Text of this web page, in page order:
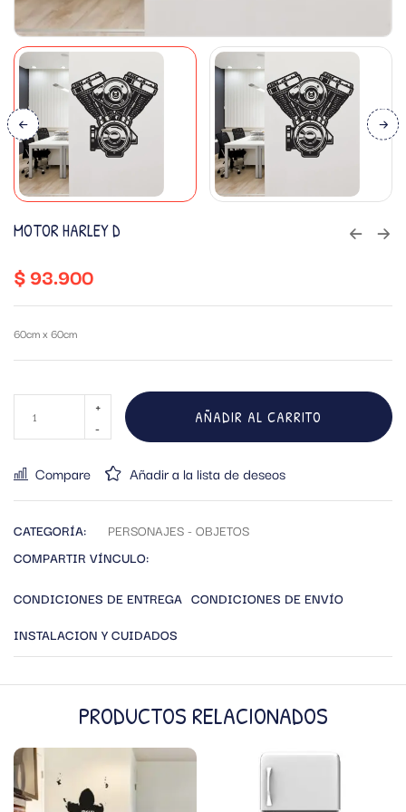
MOTOR HARLEY D
$93.900
60cm x 60cm
AÑADIR AL CARRITO
Compare Añadir a la lista de deseos
CATEGORÍA:
PERSONAJES - OBJETOS
COMPARTIR VÍNCULO:
CONDICIONES DE ENTREGA CONDICIONES DE ENVÍO
INSTALACION Y CUIDADOS
PRODUCTOS RELACIONADOS